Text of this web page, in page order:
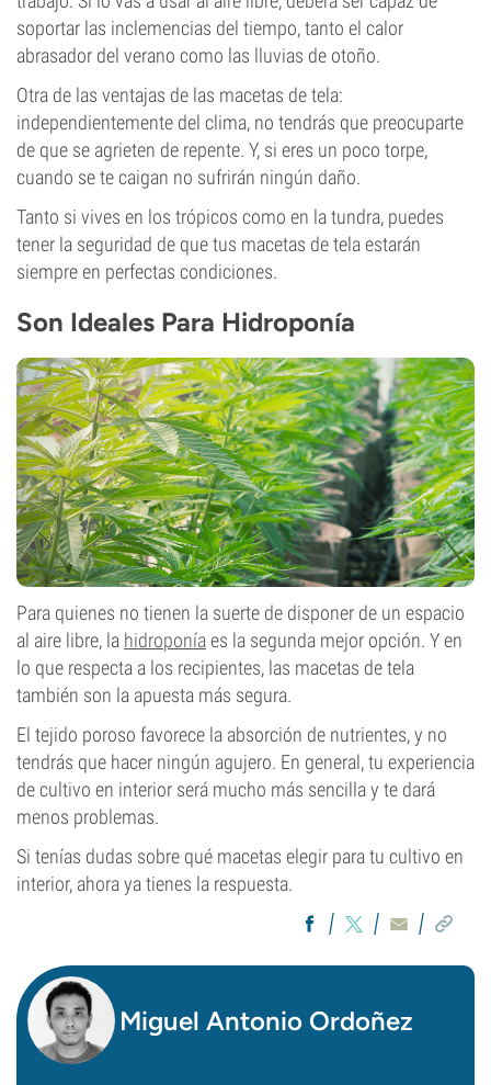
soportar las inclemencias del tiempo, tanto el calor
abrasador del verano como las lluvias de otoño.
Otra de las ventajas de las macetas de tela:
independientemente del clima, no tendrás que preocuparte
de que se agrieten de repente. Y, si eres un poco torpe,
cuando se te caigan no sufrirán ningún daño.
Tanto si vives en los trópicos como en la tundra, puedes
tener la seguridad de que tus macetas de tela estarán
siempre en perfectas condiciones.
Son Ideales Para Hidroponía
Para quienes no tienen la suerte de disponer de un espacio
al aire libre, la hidroponíaes la segunda mejor opción. Y en
lo que respecta a los recipientes, las macetas de tela
también son la apuesta más segura.
El tejido poroso favorece la absorción de nutrientes, y no
tendrás que hacer ningún agujero. En general, tu experiencia
de cultivo en interior será mucho más sencilla y te dará
menos problemas.
Si tenías dudas sobre qué macetas elegir para tu cultivo en
interior, ahora ya tienes la respuesta.
Miguel Antonio Ordoñez